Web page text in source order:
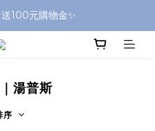
100元購物金✨
湯普斯
序